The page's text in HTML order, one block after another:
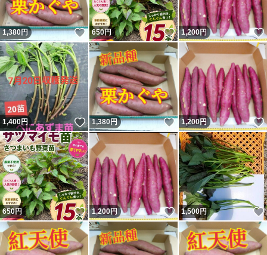
1,380円 いいね！
650円 いいね！
1,200円
1,400円 いいね！
1,380円 いいね！
1,200円
650円 いいね！
1,200円 いいね！
1,500円